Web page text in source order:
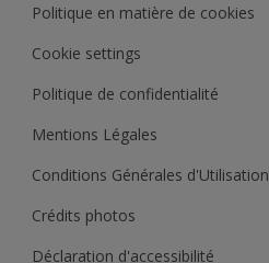
Politique en matière de cookies
Cookie settings
Politique de confidentialité
Mentions Légales
Conditions Générales d'Utilisation
Crédits photos
Déclaration d'accessibilité